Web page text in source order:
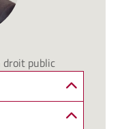
droit public